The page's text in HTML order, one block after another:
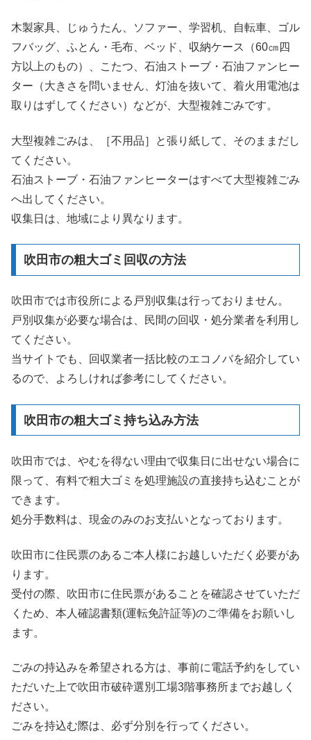
木製家具、じゅうたん、ソファー、学習机、自転車、ゴル
フバッグ、ふとん・毛布、ベッド、収納ケース（60㎝四
方以上のもの）、こたつ、石油ストーブ・石油ファンヒー
ター（大きさを問いません、灯油を抜いて、着火用電池は
取りはずしてください）などが、大型複雑ごみです。
大型複雑ごみは、［不用品］と張り紙して、そのままだし
てください。
石油ストーブ・石油ファンヒーターはすべて大型複雑ごみ
へ出してください。
収集日は、地域により異なります。
吹田市の粗大ゴミ回収の方法
吹田市では市役所による戸別収集は行っておりません。
戸別収集が必要な場合は、民間の回収・処分業者を利用し
てください。
当サイトでも、回収業者一括比較のエコノバを紹介してい
るので、よろしければ参考にしてください。
吹田市の粗大ゴミ持ち込み方法
吹田市では、やむを得ない理由で収集日に出せない場合に
限って、有料で粗大ゴミを処理施設の直接持ち込むことが
できます。
処分手数料は、現金のみのお支払いとなっております。
吹田市に住民票のあるご本人様にお越しいただく必要があ
ります。
受付の際、吹田市に住民票があることを確認させていただ
くため、本人確認書類(運転免許証等)のご準備をお願いし
ます。
ごみの持込みを希望される方は、事前に電話予約をしてい
ただいた上で吹田市破砕選別工場3階事務所までお越しく
ださい。
ごみを持込む際は、必ず分別を行ってください。